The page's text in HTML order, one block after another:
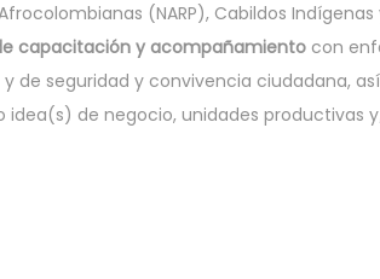
(NARP), Cabildos
capacitación y acompañamiento con
de seguridad y convivencia ciudadana,
de negocio, unidades productivas